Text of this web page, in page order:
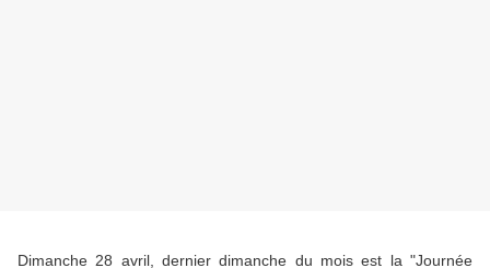
Dimanche 28 avril, dernier dimanche du mois est la "Journée